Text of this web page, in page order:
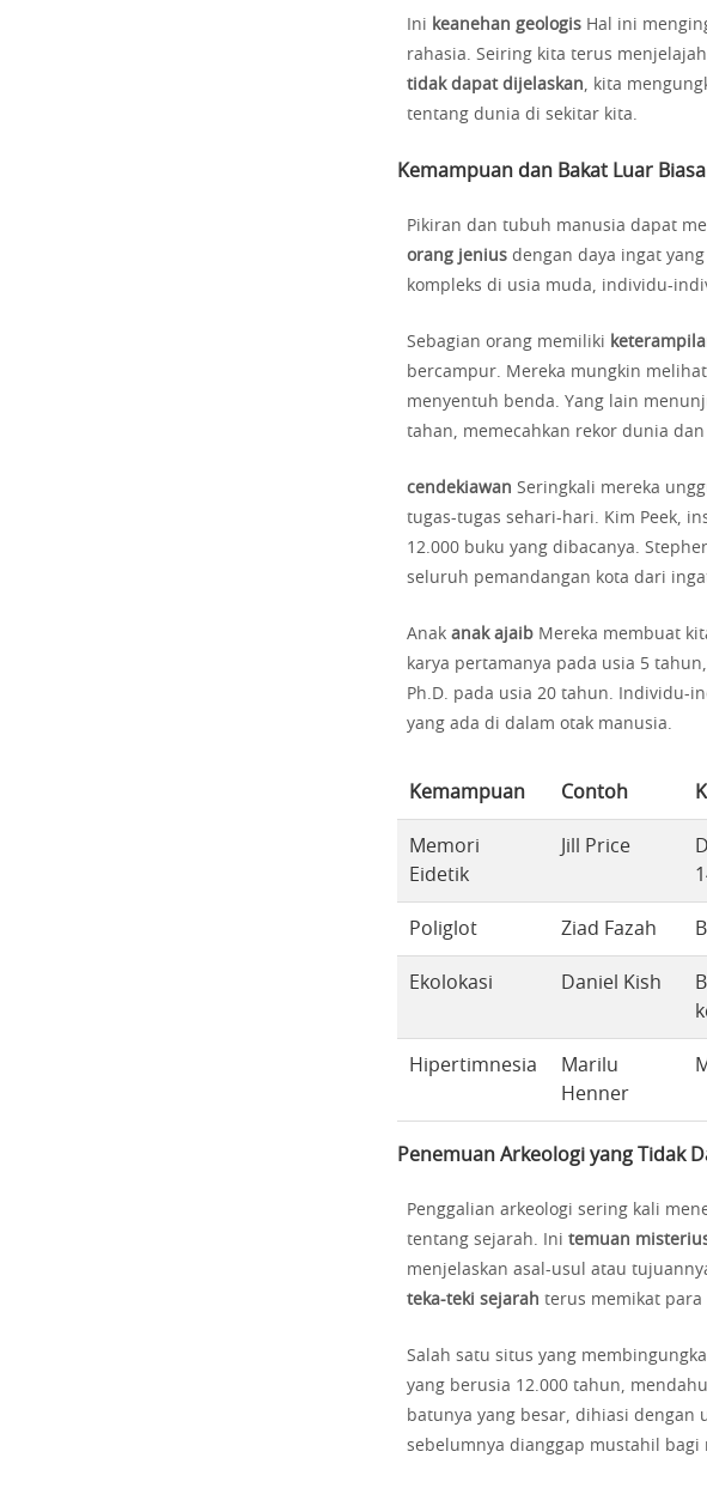
Ini keanehan geologis Hal ini
rahasia. Seiring kita terus
tidak dapat dijelaskan, kita
tentang dunia di sekitar kita.
Kemampuan dan Bakat Luar
Pikiran dan tubuh manusia dapat
orang jenius dengan daya ingat
kompleks di usia muda, individu-
Sebagian orang memiliki
bercampur. Mereka mungkin
menyentuh benda. Yang lain
tahan, memecahkan rekor dunia
cendekiawan Seringkali mereka
tugas-tugas sehari-hari. Kim Peek,
12.000 buku yang dibacanya.
seluruh pemandangan kota dari
Anak anak ajaib Mereka membuat
karya pertamanya pada usia 5
Ph.D. pada usia 20 tahun. Individu-
yang ada di dalam otak manusia.
Kemampuan Contoh
Memori
Eidetik
Jill Price
Poliglot Ziad Fazah
Ekolokasi Daniel Kish
Hipertimnesia
Marilu
Henner
Penemuan Arkeologi yang Tidak
Penggalian arkeologi sering kali
tentang sejarah. Ini temuan
menjelaskan asal-usul atau
teka-teki sejarah terus memikat
Salah satu situs yang
yang berusia 12.000 tahun,
batunya yang besar, dihiasi dengan
sebelumnya dianggap mustahil